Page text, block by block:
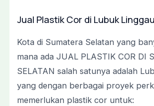
Jual Plastik Cor di Lubuk Linggau
Kota di Sumatera Selatan yang
mana ada JUAL PLASTIK COR DI
SELATAN salah satunya adalah
yang dengan berbagai proyek
memerlukan plastik cor untuk: